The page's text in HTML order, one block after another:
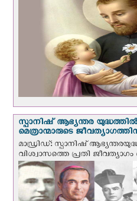
സ്പാനിഷ് ആഭ്യന്തര
മെത്രാന്മാരുടെ
മാഡ്രിഡ്: സ്പാനിഷ്
വിശ്വാസത്തെ പ്രതി ജീവത്യാഗം